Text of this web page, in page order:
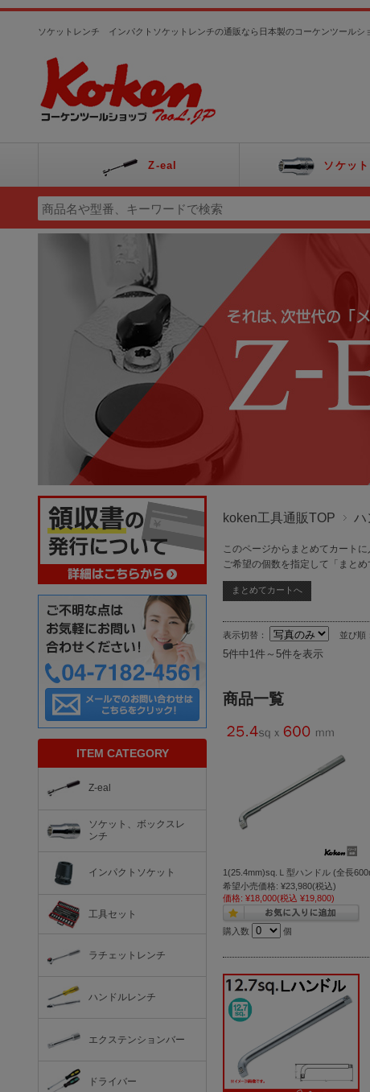
ソケットレンチ インパクトソケットレンチの通販なら日本製のコーケンツールシ
Z-eal ソケッ
koken工具通販TOP ハ
このページからまとめてカートに
ご希望の個数を指定して「まと
表示切替： 並び順
5件中1件～5件を表示
商品一覧
1(25.4mm)sq.Ｌ型ハンドル (全長
希望小売価格: ¥23,980(税込)
価格: ¥18,000(税込 ¥19,800)
購入数 個
ITEM CATEGORY
Z-eal
ソケット、ボックスレ
ンチ
インパクトソケット
工具セット
ラチェットレンチ
ハンドルレンチ
エクステンションバー
ドライバー